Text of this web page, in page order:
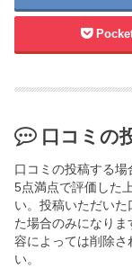
口コミの
口コミの投稿する
5点満点で評価した
い。投稿いただい
た場合のみになり
容によっては削除さ
い。